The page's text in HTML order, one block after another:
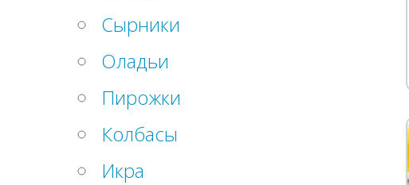
Сырники
Оладьи
Пирожки
Колбасы
Икра